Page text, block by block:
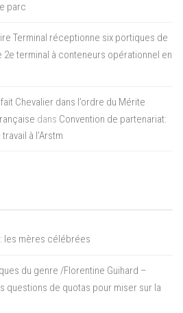
parc
Terminal réceptionne six portiques de
2e terminal à conteneurs opérationnel en
Chevalier dans l’ordre du Mérite
dans Convention de partenariat:
à l’Arstm
les mères célébrées
du genre /Florentine Guihard –
questions de quotas pour miser sur la